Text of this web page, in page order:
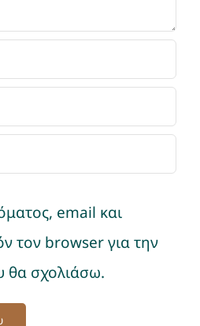
email και
τον browser για την
θα σχολιάσω.